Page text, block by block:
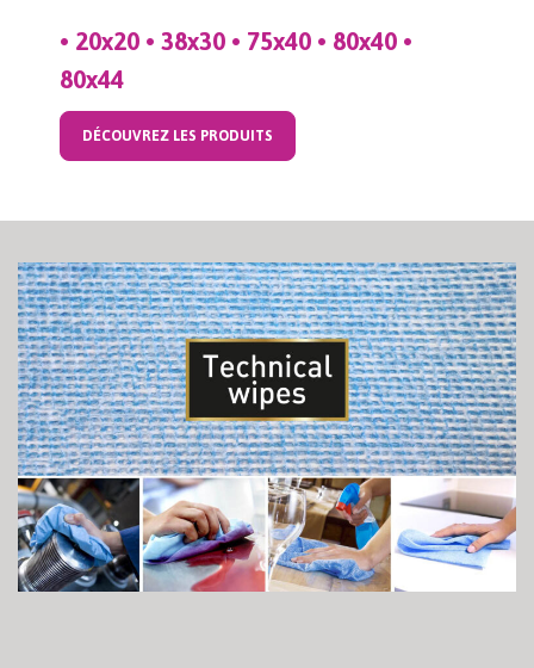
• 20x20 • 38x30 • 75x40 • 80x40 •
80x44
DÉCOUVREZ LES PRODUITS